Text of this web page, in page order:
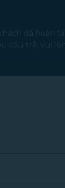
đã
cầu trễ, vui